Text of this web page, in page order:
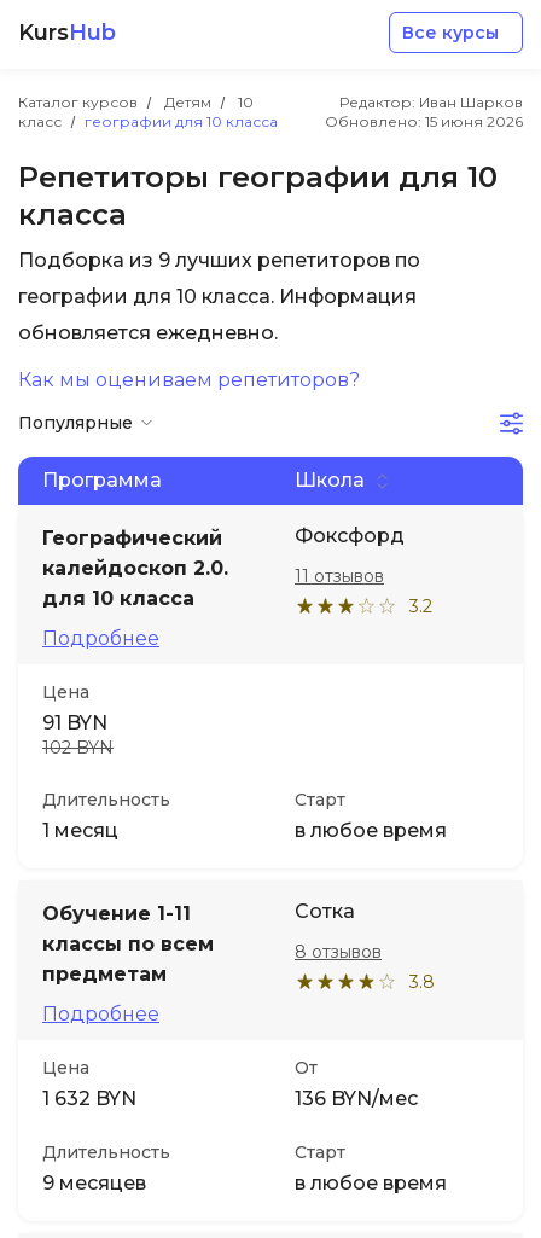
KursHub Все курсы
Каталог курсов Детям
10
класс
географии для 10 класса
Редактор: Иван Шарков
Обновлено: 15 июня 2026
Репетиторы географии для 10
класса
Подборка из 9 лучших репетиторов по
географии для 10 класса. Информация
обновляется ежедневно.
Как мы оцениваем репетиторов?
Популярные
Программа Школа
Географический
калейдоскоп 2.0.
для 10 класса
Подробнее
Фоксфорд
3.2
11 отзывов
Цена
91 BYN
102 BYN
Длительность
1 месяц
Старт
в любое время
Обучение 1-11
классы по всем
предметам
Подробнее
Сотка
3.8
8 отзывов
Цена
1 632 BYN
От
136 BYN/мес
Длительность
9 месяцев
Старт
в любое время
Разработка
Маркетинг
Дизайн
Аналитика
Менеджмент
Иностранные языки
ДПО
Детям